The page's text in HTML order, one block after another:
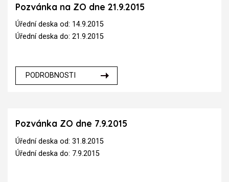
Pozvánka na ZO dne 21.9.2015
Úřední deska od: 14.9.2015
Úřední deska do: 21.9.2015
PODROBNOSTI
Pozvánka ZO dne 7.9.2015
Úřední deska od: 31.8.2015
Úřední deska do: 7.9.2015